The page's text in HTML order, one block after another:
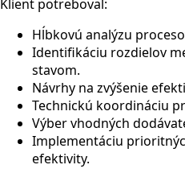
Klient potreboval:
Hĺbkovú analýzu
Identifikáciu rozdielov
stavom.
Návrhy na zvýšenie
Technickú koordináciu
Výber vhodných
Implementáciu
efektivity.